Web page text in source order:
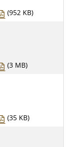
(952 KB)
(3 MB)
(35 KB)